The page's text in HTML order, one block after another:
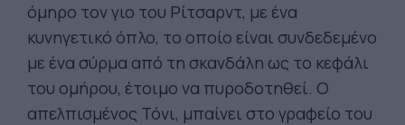
όμηρο τον γιο του Ρίτσαρντ, με ένα
κυνηγετικό όπλο, το οποίο είναι συνδεδεμένο
με ένα σύρμα από τη σκανδάλη ως το κεφάλι
του ομήρου, έτοιμο να πυροδοτηθεί. Ο
απελπισμένος Τόνι, μπαίνει στο γραφείο του